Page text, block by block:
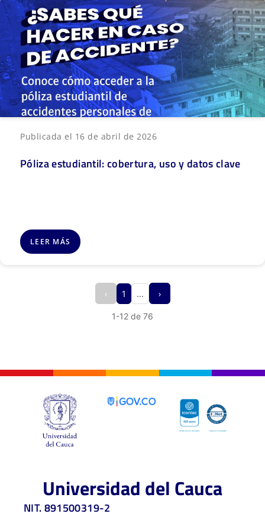
Publicada el 16 de abril de 2026
Póliza estudiantil: cobertura, uso y datos clave
LEER MÁS
‹ 1 ... ›
1-12 de 76
Universidad del Cauca
NIT. 891500319-2